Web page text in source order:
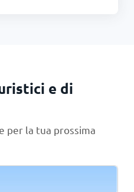
e di
per la tua prossima